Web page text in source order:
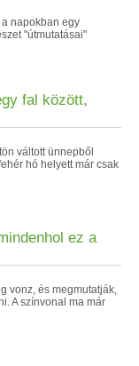
a napokban egy
"útmutatásai"
fal között,
váltott ünnepből
hó helyett már csak
ez a
vonz, és megmutatják,
A színvonal ma már